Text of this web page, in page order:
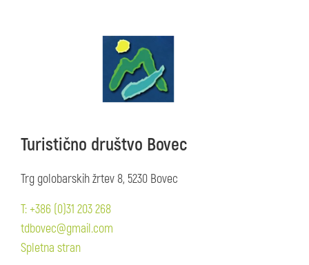
Turistično društvo Bovec
Trg golobarskih žrtev 8, 5230 Bovec
T: +386 (0)31 203 268
tdbovec@gmail.com
Spletna stran